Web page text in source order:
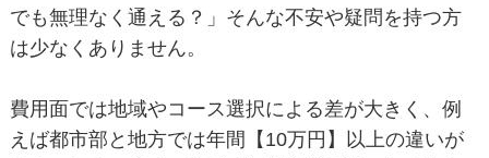
でも無理なく通える？」そんな不安や疑問を持つ方
は少なくありません。
費用面では地域やコース選択による差が大きく、例
えば都市部と地方では年間【10万円】以上の違いが